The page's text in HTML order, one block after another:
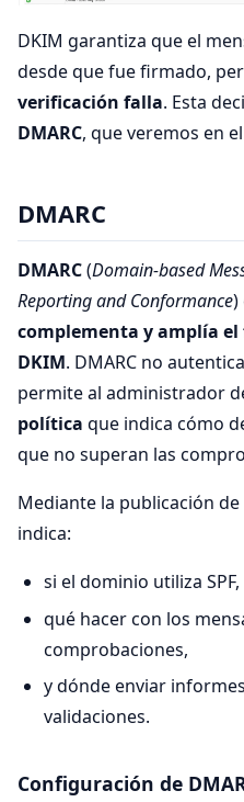
DKIM garantiza que el
desde que fue firmado,
verificación falla. Esta
DMARC, que veremos en
DMARC
DMARC(Domain-based
Reporting and Conformance)
complementa y amplía el
DKIM. DMARC no
permite al administrador
política que indica cómo
que no superan las
Mediante la publicación
indica:
si el dominio utiliza
qué hacer con los
comprobaciones,
y dónde enviar
validaciones.
Configuración de